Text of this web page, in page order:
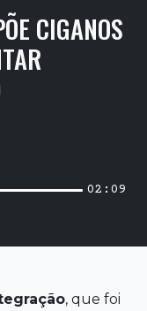
CIGANOS
02:09
, que foi